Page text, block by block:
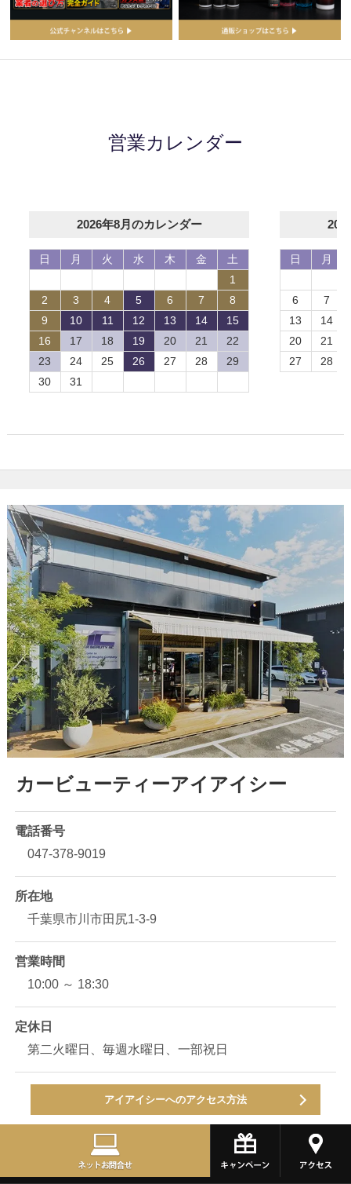
営業カレンダー
2026年8月のカレンダー
日 月 火 水 木 金
土
1
2
3 4 5 6 7
8
9
10 11 12 13 14
15
16
17 18 19 20 21
22
23
24 25 26 27 28
29
30
31
日 月
6
7
13
14
20
21
27
28
カービューティーアイアイシー
電話番号
047-378-9019
所在地
千葉県市川市田尻1-3-9
営業時間
10:00 ～ 18:30
定休日
第二火曜日、毎週水曜日、一部祝日
アイアイシーへのアクセス方法